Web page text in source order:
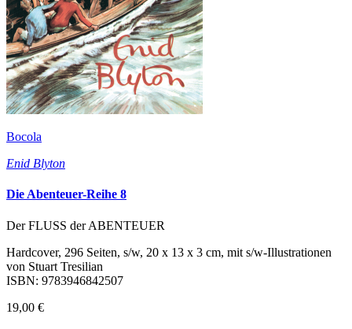
Bocola
Enid Blyton
Die Abenteuer-Reihe 8
Der FLUSS der ABENTEUER
Hardcover, 296 Seiten, s/w, 20 x 13 x 3 cm, mit s/w-Illustrationen
von Stuart Tresilian
ISBN: 9783946842507
19,00 €